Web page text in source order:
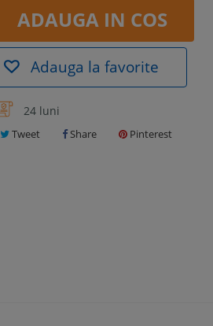
ADAUGA IN COS
Adauga la favorite
24 luni
Tweet Share Pinterest